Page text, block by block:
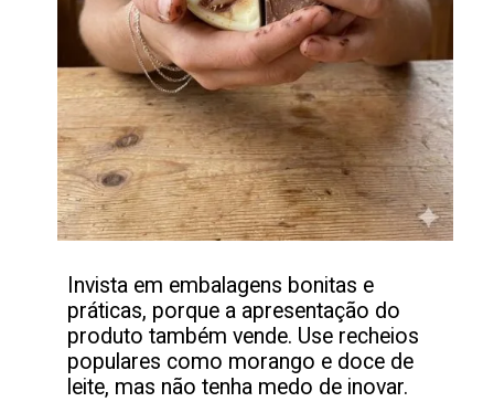
Invista em embalagens bonitas e
práticas, porque a apresentação do
produto também vende. Use recheios
populares como morango e doce de
leite, mas não tenha medo de inovar.